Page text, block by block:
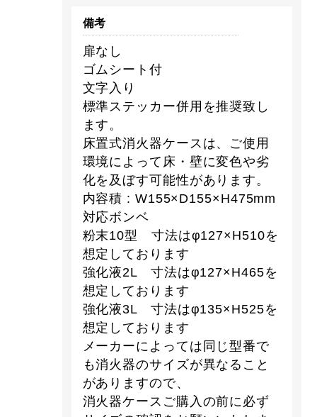
備考
扉なし
ゴムシート付
文字入り
標準ステッカー併用を推奨致し
ます。
床置式消火器ケースは、ご使用
環境によって床・壁に変色や劣
化を及ぼす可能性があります。
内容積 : W155×D155×H475mm
対応ボンベ
粉末10型 寸法はφ127×H510を
想定しております
強化液2L 寸法はφ127×H465を
想定しております
強化液3L 寸法はφ135×H525を
想定しております
メーカーによっては同じ型番で
も消火器のサイズが異なること
がありますので、
消火器ケースご購入の前に必ず